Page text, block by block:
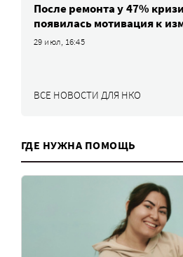
После ремонта у 47%
появилась мотивация к
29 июл, 16:45
ВСЕ НОВОСТИ ДЛЯ НКО
ГДЕ НУЖНА ПОМОЩЬ